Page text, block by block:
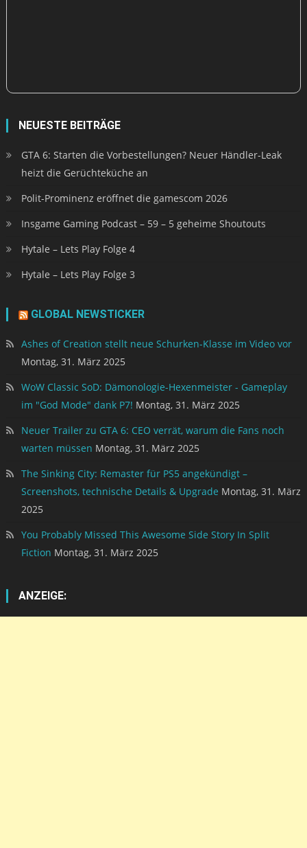
NEUESTE BEITRÄGE
GTA 6: Starten die Vorbestellungen? Neuer Händler-Leak
heizt die Gerüchteküche an
Polit-Prominenz eröffnet die gamescom 2026
Insgame Gaming Podcast – 59 – 5 geheime Shoutouts
Hytale – Lets Play Folge 4
Hytale – Lets Play Folge 3
GLOBAL NEWSTICKER
Ashes of Creation stellt neue Schurken-Klasse im Video vor
Montag, 31. März 2025
WoW Classic SoD: Dämonologie-Hexenmeister - Gameplay
im "God Mode" dank P7! Montag, 31. März 2025
Neuer Trailer zu GTA 6: CEO verrät, warum die Fans noch
warten müssen Montag, 31. März 2025
The Sinking City: Remaster für PS5 angekündigt –
Screenshots, technische Details & Upgrade Montag, 31. März
2025
You Probably Missed This Awesome Side Story In Split
Fiction Montag, 31. März 2025
ANZEIGE: